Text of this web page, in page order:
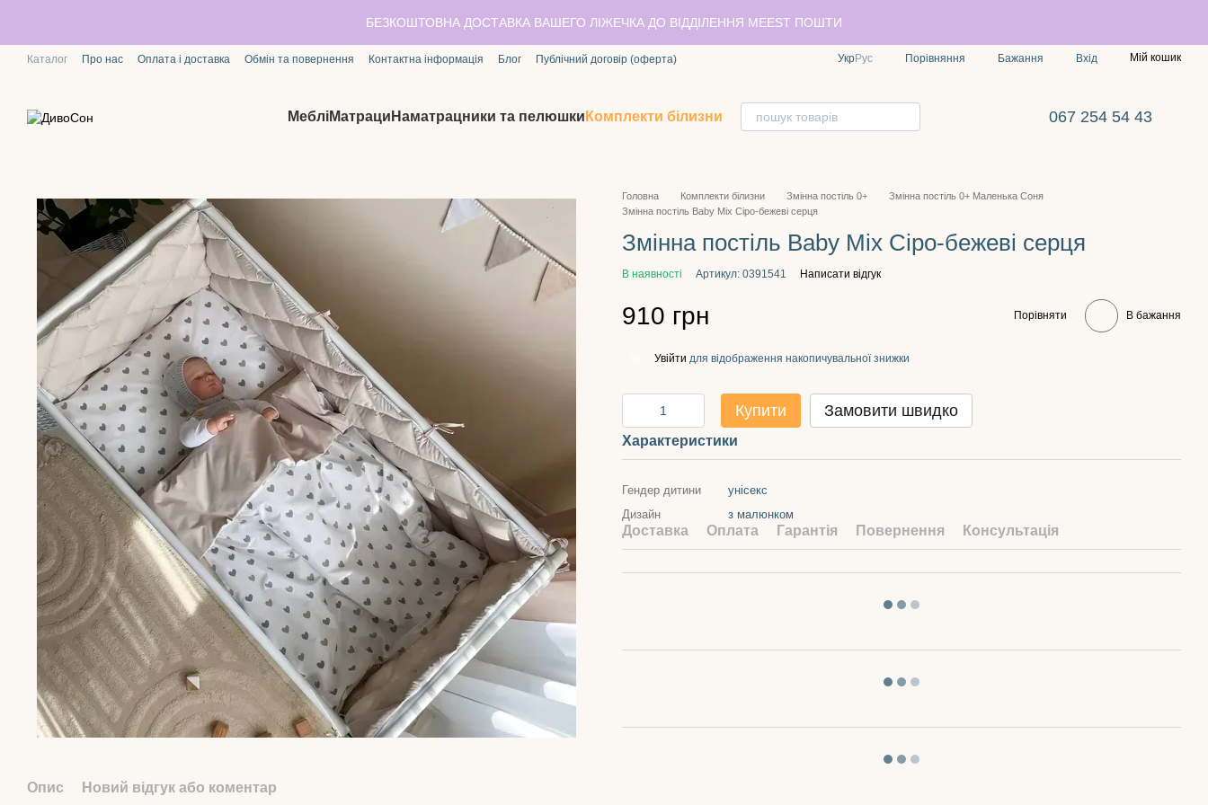
БЕЗКОШТОВНА ДОСТАВКА ВАШЕГО ЛІЖЕЧКА ДО ВІДДІЛЕННЯ MEEST ПОШТИ
Каталог Про нас Оплата і доставка Обмін та повернення Контактна інформація Блог Публічний договір (оферта) УкрРус Порівняння Бажання Вхід Мій кошик
МебліМатраци Наматрацники та пелюшки Комплекти білизни 067 254 54 43
Опис Новий відгук або коментар
Головна Комплекти білизни Змінна постіль 0+
Змінна постіль 0+ Маленька Соня
Змінна постіль Baby Mix Сіро-бежеві серця
Змінна постіль Baby Mix Сіро-бежеві серця
В наявності Артикул: 0391541 Написати відгук
910 грн Порівняти В бажання
Увійти для відображення накопичувальної знижки
Купити Замовити швидко
Характеристики
Гендер дитини
унісекс
Дизайн
з малюнком
Доставка Оплата Гарантія Повернення Консультація